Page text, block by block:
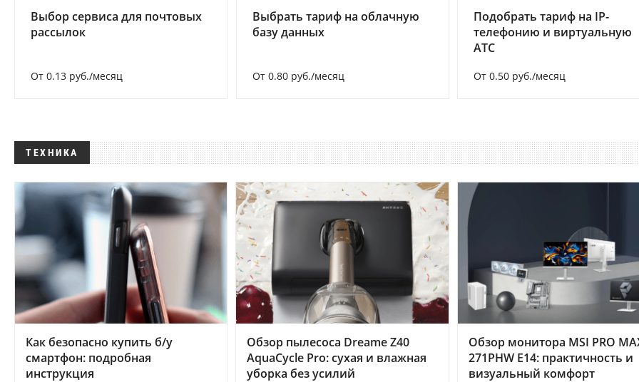
Выбор сервиса для почтовых
рассылок
От 0.13 руб./месяц
Выбрать тариф на облачную
базу данных
От 0.80 руб./месяц
Подобрать тариф на IP-
телефонию и виртуальную
АТС
От 0.50 руб./месяц
ТЕХНИКА
Как безопасно купить б/у
смартфон: подробная
инструкция
Обзор пылесоса Dreame Z40
AquaCycle Pro: сухая и влажная
уборка без усилий
Обзор монитора MSI PRO
271PHW E14: практичность и
визуальный комфорт